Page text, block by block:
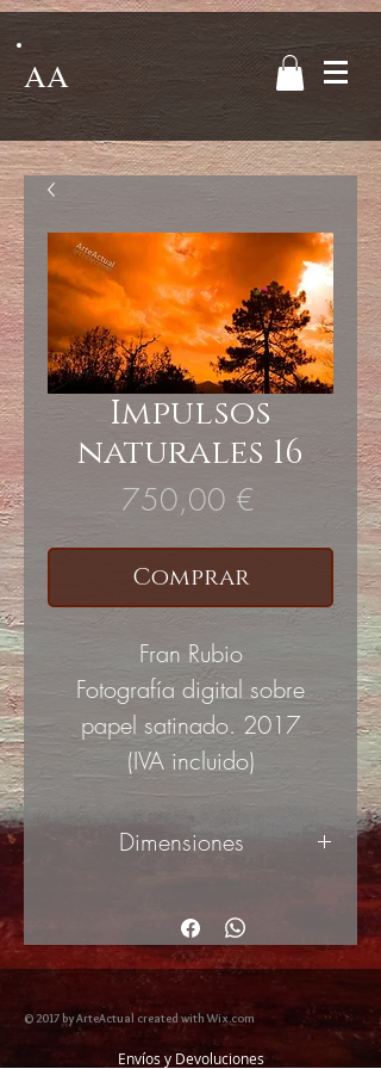
AA
Impulsos
naturales 16
750,00 €
Comprar
Fran Rubio
Fotografía digital sobre
papel satinado. 2017
(IVA incluido)
Dimensiones
© 2017 by ArteActual created with Wix.com
Envíos y Devoluciones